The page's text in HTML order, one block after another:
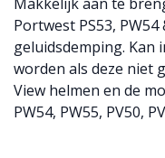
Portwest PS53,
geluidsdemping. Kan
worden als deze niet
View helmen en de
PW54, PW55, PV50,